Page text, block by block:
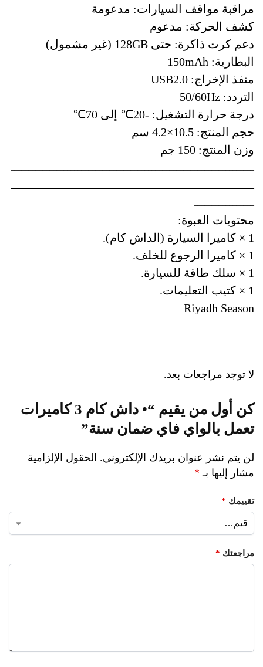
مراقبة مواقف السيارات: مدعومة
كشف الحركة: مدعوم
دعم كرت ذاكرة: حتى 128GB (غير مشمول)
البطارية: 150mAh
منفذ الإخراج: USB2.0
التردد: 50/60Hz
درجة حرارة التشغيل: -20℃ إلى 70℃
حجم المنتج: 10.5×4.2 سم
وزن المنتج: 150 جم
ـــــــــــــــــــــــــــــــــــــــــــــــــــــــــــــــــــــ
ـــــــــــــــــــــــــــــــــــــــــــــــــــــــــــــــــــــ
ـــــــــــــــــ
محتويات العبوة:
1 × كاميرا السيارة (الداش كام).
1 × كاميرا الرجوع للخلف.
1 × سلك طاقة للسيارة.
1 × كتيب التعليمات.
Riyadh Season
لا توجد مراجعات بعد.
كن أول من يقيم “• داش كام 3 كاميرات
تعمل بالواي فاي ضمان سنة”
لن يتم نشر عنوان بريدك الإلكتروني. الحقول الإلزامية
مشار إليها بـ *
تقييمك *
مراجعتك *